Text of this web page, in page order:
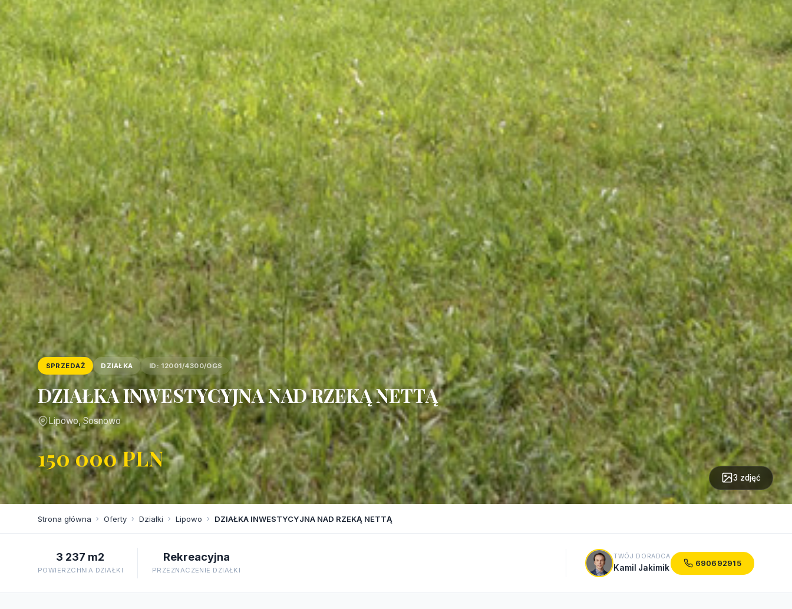
SPRZEDAŻ DZIAŁKA ID: 12001/4300/OGS
DZIAŁKA INWESTYCYJNA NAD RZEKĄ NETTĄ
Lipowo, Sosnowo
150 000 PLN
3 zdjęć
Strona główna › Oferty › Działki › Lipowo › DZIAŁKA INWESTYCYJNA NAD RZEKĄ NETTĄ
3 237 m2
POWIERZCHNIA DZIAŁKI
Rekreacyjna
PRZEZNACZENIE DZIAŁKI
TWÓJ DORADCA
Kamil Jakimik 690692915